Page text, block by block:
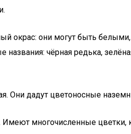
окрас: они могут быть
чёрная редька,
дадут цветоносные
многочисленные цветки,